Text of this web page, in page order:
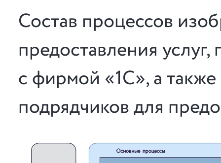
Состав процессов
предоставления
с фирмой «1С», а
подрядчиков для